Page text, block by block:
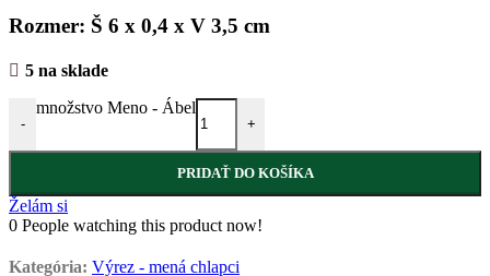
Rozmer: Š 6 x 0,4 x V 3,5 cm
5 na sklade
-
množstvo Meno - Ábel
+
PRIDAŤ DO KOŠÍKA
Želám si
0 People watching this product now!
Kategória: Výrez - mená chlapci